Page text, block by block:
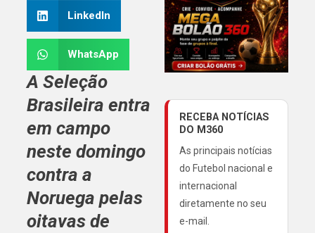
LinkedIn
WhatsApp
A Seleção
Brasileira entra
em campo
neste domingo
contra a
Noruega pelas
oitavas de
RECEBA NOTÍCIAS
DO M360
As principais notícias
do Futebol nacional e
internacional
diretamente no seu
e-mail.